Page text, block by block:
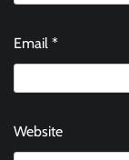
Email *
Website